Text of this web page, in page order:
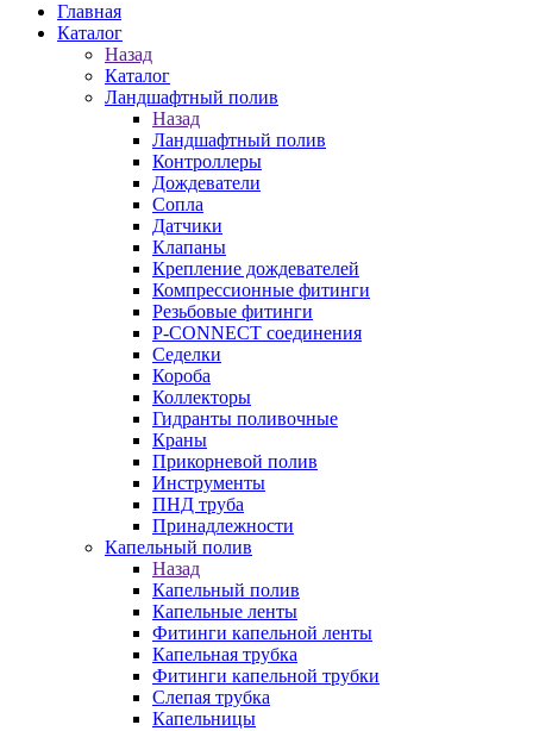
Главная
Каталог
Назад
Каталог
Ландшафтный полив
Назад
Ландшафтный полив
Контроллеры
Дождеватели
Сопла
Датчики
Клапаны
Крепление дождевателей
Компрессионные фитинги
Резьбовые фитинги
P-CONNECT соединения
Седелки
Короба
Коллекторы
Гидранты поливочные
Краны
Прикорневой полив
Инструменты
ПНД труба
Принадлежности
Капельный полив
Назад
Капельный полив
Капельные ленты
Фитинги капельной ленты
Капельная трубка
Фитинги капельной трубки
Слепая трубка
Капельницы